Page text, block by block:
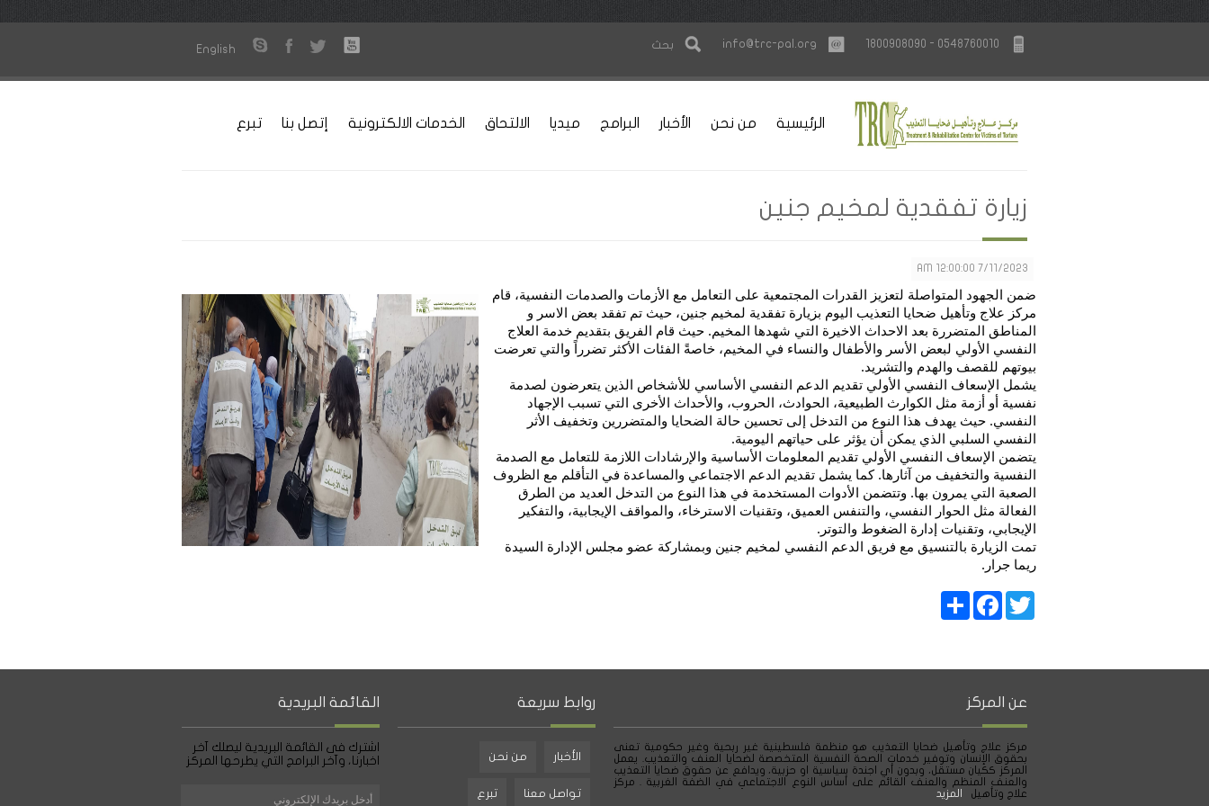
1800908090 - 0548760010
info@trc-pal.org بحث English
الرئيسية من نحن الأخبار البرامج ميديا الالتحاق الخدمات الالكترونية إتصل بنا تبرع
زيارة تفقدية لمخيم جنين
7/11/2023 12:00:00 AM
ضمن الجهود المتواصلة لتعزيز القدرات المجتمعية على التعامل مع الأزمات والصدمات النفسية، قام
مركز علاج وتأهيل ضحايا التعذيب اليوم بزيارة تفقدية لمخيم جنين، حيث تم تفقد بعض الاسر و
المناطق المتضررة بعد الاحداث الاخيرة التي شهدها المخيم. حيث قام الفريق بتقديم خدمة العلاج
النفسي الأولي لبعض الأسر والأطفال والنساء في المخيم، خاصةً الفئات الأكثر تضرراً والتي تعرضت
بيوتهم للقصف والهدم والتشريد.
يشمل الإسعاف النفسي الأولي تقديم الدعم النفسي الأساسي للأشخاص الذين يتعرضون لصدمة
نفسية أو أزمة مثل الكوارث الطبيعية، الحوادث، الحروب، والأحداث الأخرى التي تسبب الإجهاد
النفسي. حيث يهدف هذا النوع من التدخل إلى تحسين حالة الضحايا والمتضررين وتخفيف الأثر
النفسي السلبي الذي يمكن أن يؤثر على حياتهم اليومية.
يتضمن الإسعاف النفسي الأولي تقديم المعلومات الأساسية والإرشادات اللازمة للتعامل مع الصدمة
النفسية والتخفيف من آثارها. كما يشمل تقديم الدعم الاجتماعي والمساعدة في التأقلم مع الظروف
الصعبة التي يمرون بها. وتتضمن الأدوات المستخدمة في هذا النوع من التدخل العديد من الطرق
الفعالة مثل الحوار النفسي، والتنفس العميق، وتقنيات الاسترخاء، والمواقف الإيجابية، والتفكير
الإيجابي، وتقنيات إدارة الضغوط والتوتر.
تمت الزيارة بالتنسيق مع فريق الدعم النفسي لمخيم جنين وبمشاركة عضو مجلس الإدارة السيدة
ريما جرار.
Share
FacebookTwitter
عن المركز
مركز علاج وتأهيل ضحايا التعذيب هو منظمة فلسطينية غير ربحية وغير حكومية تعنى
بحقوق الإنسان وتوفير خدمات الصحة النفسية المتخصصة لضحايا العنف والتعذيب. يعمل
المركز ككيان مستقل، وبدون أي اجندة سياسية او حزبية، ويدافع عن حقوق ضحايا التعذيب
والعنف المنظم والعنف القائم على أساس النوع الاجتماعي في الضفة الغربية . مركز
علاج وتأهيل
المزيد
روابط سريعة
الأخبار من نحن
تواصل معنا تبرع
القائمة البريدية
اشترك فى القائمة البريدية ليصلك آخر
اخبارنا، وآخر البرامج التي يطرحها المركز